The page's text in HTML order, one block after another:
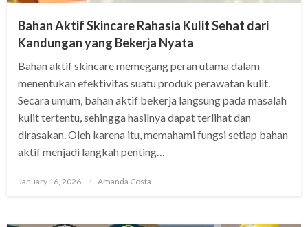
Bahan Aktif Skincare Rahasia Kulit Sehat dari
Kandungan yang Bekerja Nyata
Bahan aktif skincare memegang peran utama dalam
menentukan efektivitas suatu produk perawatan kulit.
Secara umum, bahan aktif bekerja langsung pada masalah
kulit tertentu, sehingga hasilnya dapat terlihat dan
dirasakan. Oleh karena itu, memahami fungsi setiap bahan
aktif menjadi langkah penting…
Posted
January 16, 2026 Amanda Costa